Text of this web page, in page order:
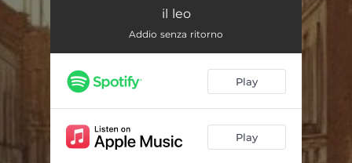
Addio senza ritorno
il leo
Addio senza ritorno
Play
Play